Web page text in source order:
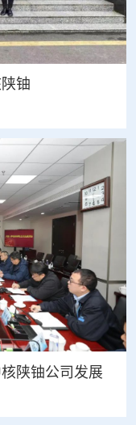
铀
陕铀公司发展